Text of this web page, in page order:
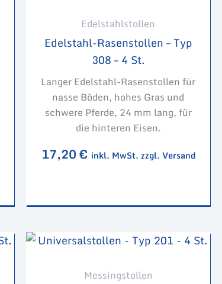
Edelstahlstollen
Edelstahl-Rasenstollen – Typ
308 – 4 St.
Langer Edelstahl-Rasenstollen für
nasse Böden, hohes Gras und
schwere Pferde, 24 mm lang, für
die hinteren Eisen.
17,20€ inkl. MwSt. zzgl. Versand
Messingstollen